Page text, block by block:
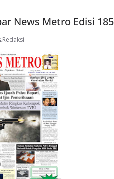
News Metro Edisi 185
Redaksi